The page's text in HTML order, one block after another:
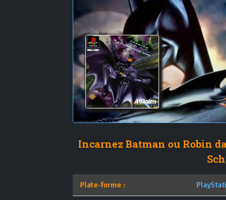
Incarnez Batman ou Robin
Plate-forme :